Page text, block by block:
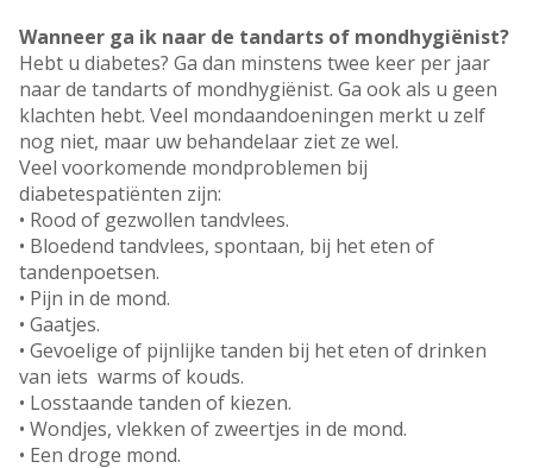
Wanneer ga ik naar de tandarts of mondhygiënist?
Hebt u diabetes? Ga dan minstens twee keer per jaar
naar de tandarts of mondhygiënist. Ga ook als u geen
klachten hebt. Veel mondaandoeningen merkt u zelf
nog niet, maar uw behandelaar ziet ze wel.
Veel voorkomende mondproblemen bij
diabetespatiënten zijn:
• Rood of gezwollen tandvlees.
• Bloedend tandvlees, spontaan, bij het eten of
tandenpoetsen.
• Pijn in de mond.
• Gaatjes.
• Gevoelige of pijnlijke tanden bij het eten of drinken
van iets warms of kouds.
• Losstaande tanden of kiezen.
• Wondjes, vlekken of zweertjes in de mond.
• Een droge mond.